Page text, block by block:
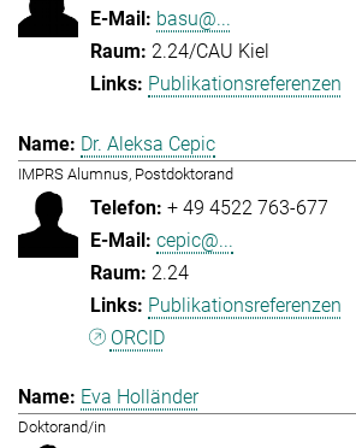
basu@...
2.24/CAU Kiel
Publikationsreferenzen
Dr. Aleksa Cepic
IMPRS Alumnus, Postdoktorand
+ 49 4522 763-677
cepic@...
2.24
Publikationsreferenzen
ORCID
Eva Holländer
Doktorand/in